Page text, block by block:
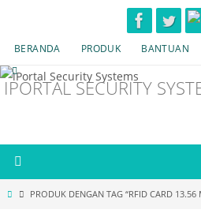
content
BERANDA PRODUK BANTUAN
IPORTAL SECURITY
HOMEPRODUK DENGAN TAG “RFID CARD 13.56